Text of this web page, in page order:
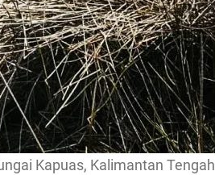
Kapuas, Kalimantan Tengah